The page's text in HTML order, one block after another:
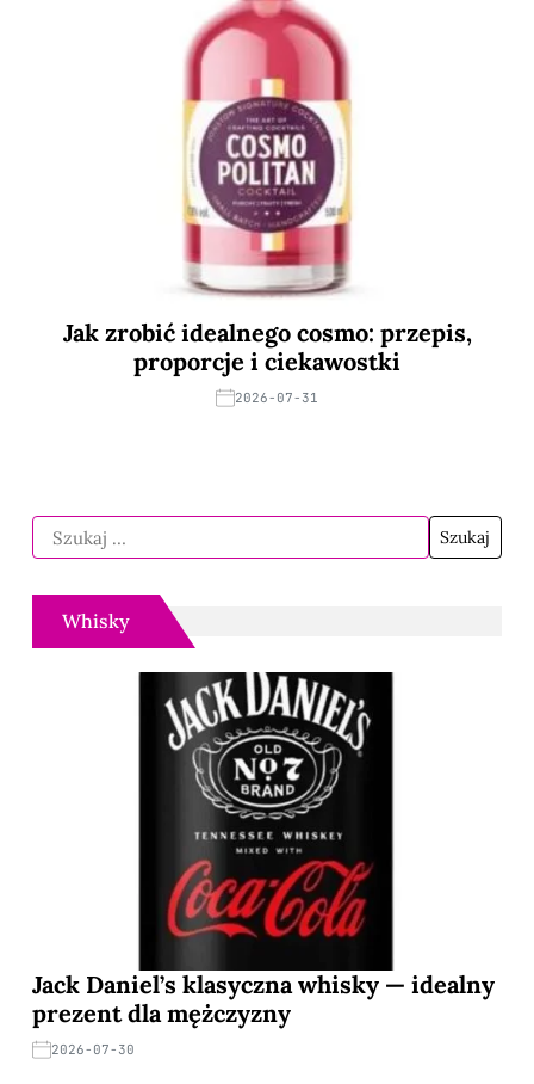
Jak zrobić idealnego cosmo: przepis,
proporcje i ciekawostki
2026-07-31
Whisky
Jack Daniel’s klasyczna whisky — idealny
prezent dla mężczyzny
2026-07-30